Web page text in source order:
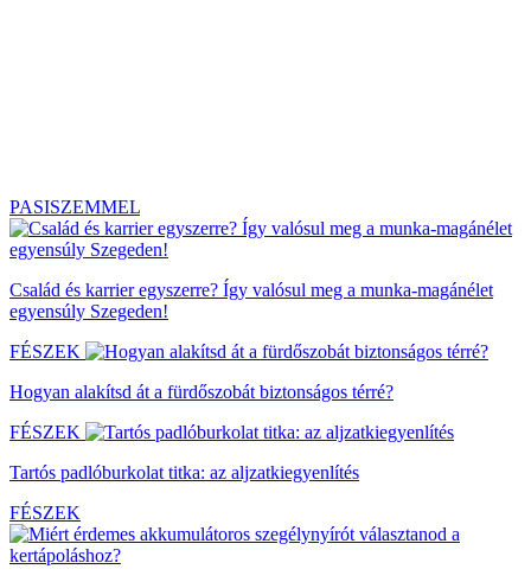
PASISZEMMEL
Család és karrier egyszerre? Így valósul meg a munka-magánélet
egyensúly Szegeden!
FÉSZEK
Hogyan alakítsd át a fürdőszobát biztonságos térré?
FÉSZEK
Tartós padlóburkolat titka: az aljzatkiegyenlítés
FÉSZEK